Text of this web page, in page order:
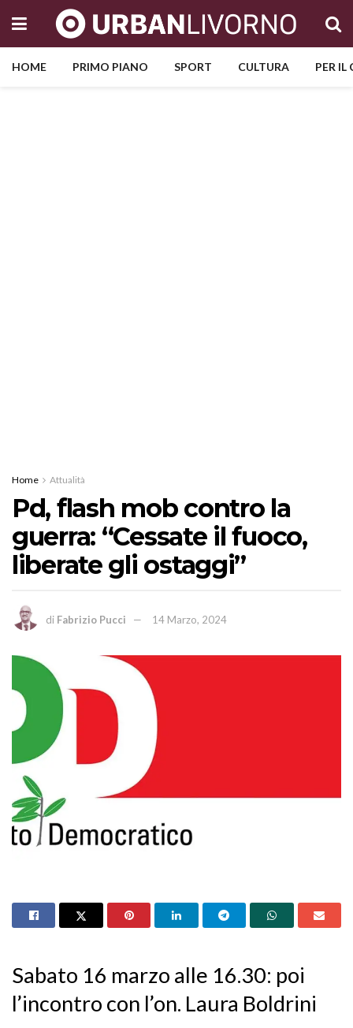
HOME PRIMO PIANO SPORT CULTURA PER
Home Attualità
Pd, flash mob contro la
guerra: “Cessate il fuoco,
liberate gli ostaggi”
di Fabrizio Pucci 14 Marzo, 2024
Sabato 16 marzo alle 16.30: poi
l’incontro con l’on. Laura Boldrini